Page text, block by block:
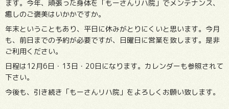
ます。今年、頑張った身体を「もーさんリハ院」でメンテナンス、
癒しのご褒美はいかかですか。
年末ということもあり、平日に休みがとりにくいと思います。今月
も、前日までの予約が必要ですが、日曜日に営業を致します。是非
ご利用ください。
日程は12月6日・13日・20日になります。カレンダーも参照されて
下さい。
今後も、引き続き「もーさんリハ院」をよろしくお願い致します。